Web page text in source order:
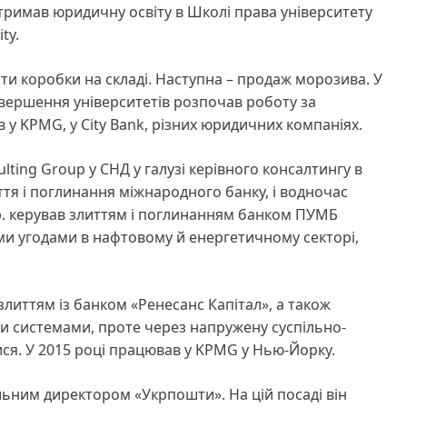
юридичну освіту в Школі права університету
коробки на складі. Наступна – продаж морозива. У
університетів розпочав роботу за
KPMG, у City Bank, різних юридичних компаніях.
Group у СНД у галузі керівного консалтингу в
і поглинання міжнародного банку, і водночас
керував злиттям і поглинанням банком ПУМБ
угодами в нафтовому й енергетичному секторі,
із банком «Ренесанс Капітал», а також
системами, проте через напружену суспільно-
У 2015 році працював у KPMG у Нью-Йорку.
директором «Укрпошти». На цій посаді він